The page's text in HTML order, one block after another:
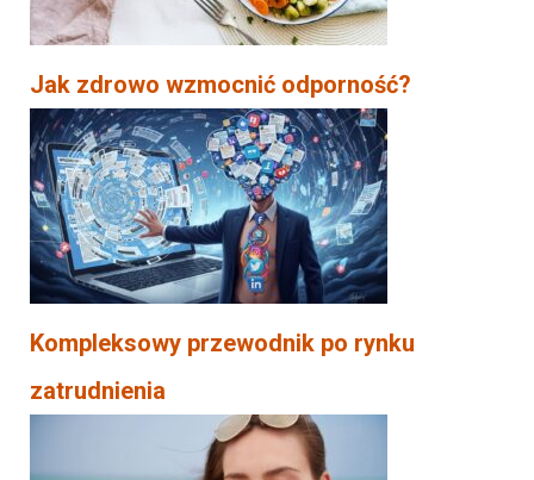
Jak zdrowo wzmocnić odporność?
Kompleksowy przewodnik po rynku
zatrudnienia